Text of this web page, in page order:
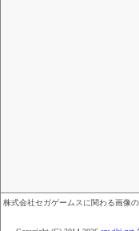
株式会社セガゲームスに関わる画像